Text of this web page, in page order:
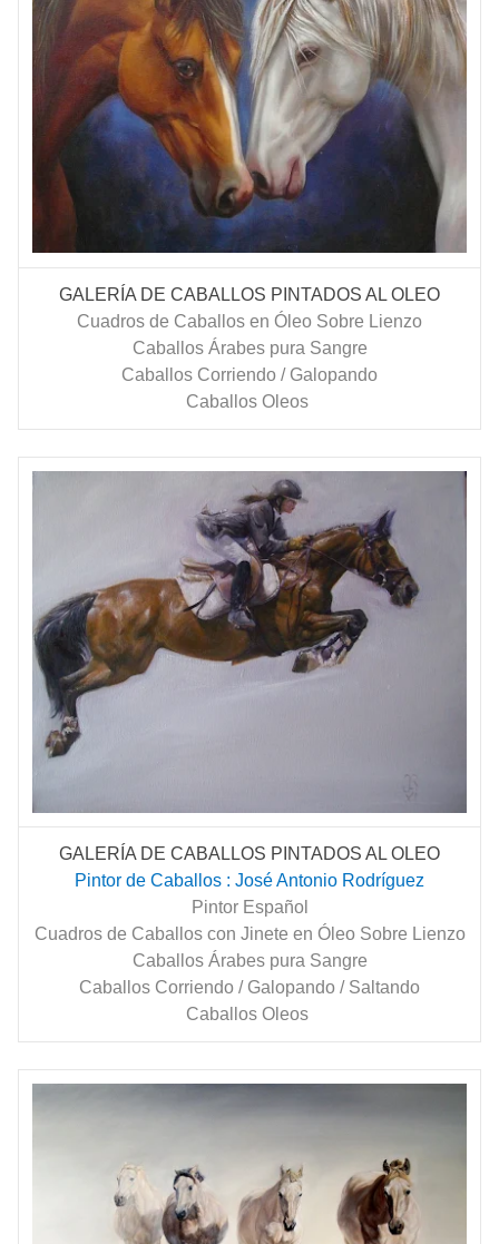
GALERÍA DE CABALLOS PINTADOS AL OLEO
Cuadros de Caballos en Óleo Sobre Lienzo
Caballos Árabes pura Sangre
Caballos Corriendo / Galopando
Caballos Oleos
GALERÍA DE CABALLOS PINTADOS AL OLEO
Pintor de Caballos : José Antonio Rodríguez
Pintor Español
Cuadros de Caballos con Jinete en Óleo Sobre Lienzo
Caballos Árabes pura Sangre
Caballos Corriendo / Galopando / Saltando
Caballos Oleos